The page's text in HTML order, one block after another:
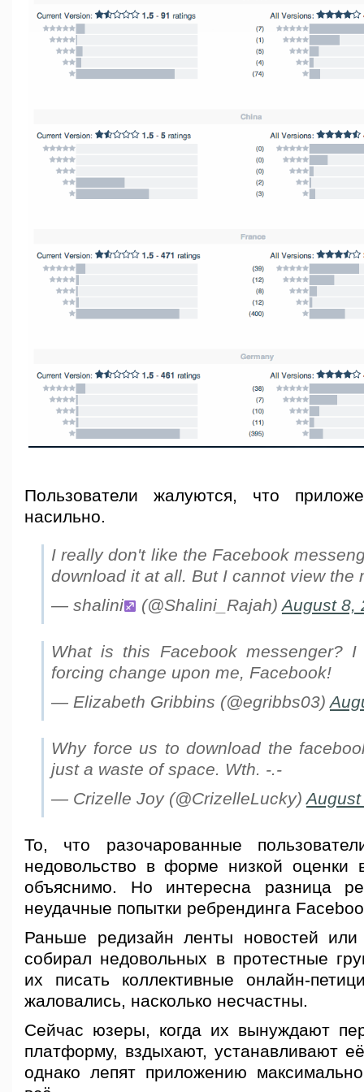
Пользователи жалуются, что
насильно.
I really don't like the Facebook
download it at all. But I cannot view the
— shalini
(@Shalini_Rajah)August 8,
What is this Facebook messenger?
forcing change upon me, Facebook!
— Elizabeth Gribbins (@egribbs03)
Why force us to download the
just a waste of space. Wth. -.-
— Crizelle Joy (@CrizelleLucky)
То, что разочарованные
недовольство в форме низкой оценки
объяснимо. Но интересна разница
неудачные попытки ребрендинга
Раньше редизайн ленты новостей или
собирал недовольных в протестные
их писать коллективные онлайн-
жаловались, насколько несчастны.
Сейчас юзеры, когда их вынуждают
платформу, вздыхают, устанавливают
однако лепят приложению